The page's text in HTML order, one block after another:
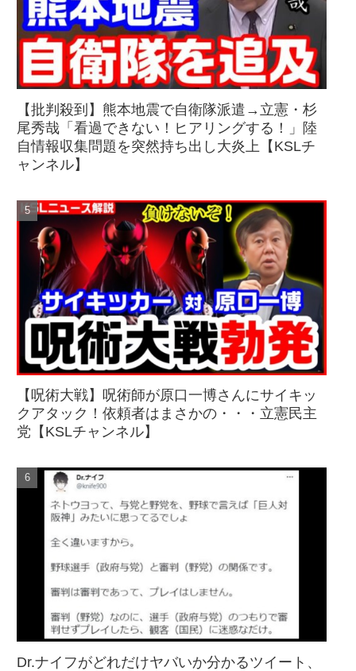
【批判殺到】熊本地震で自衛隊派遣→立憲・杉
尾秀哉「看過できない！ヒアリングする！」陸
自情報収集問題を突然持ち出し大炎上【KSLチ
ャンネル】
【呪術大戦】呪術師が原口一博さんにサイキッ
クアタック！依頼者はまさかの・・・立憲民主
党【KSLチャンネル】
Dr.ナイフがどれだけヤバいか分かるツイート、